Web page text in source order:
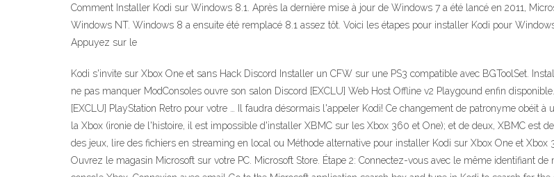
Comment Installer Kodi sur Windows 8.1. Après la dernière mise à jour de Windows 7 a été lancé en 2011,
Windows NT. Windows 8 a ensuite été remplacé 8.1 assez tôt. Voici les étapes pour installer Kodi pour
Appuyez sur le
Kodi s'invite sur Xbox One et sans Hack Discord Installer un CFW sur une PS3 compatible avec BGToolSet.
ne pas manquer ModConsoles ouvre son salon Discord [EXCLU] Web Host Offline v2 Playgound enfin
[EXCLU] PlayStation Retro pour votre … Il faudra désormais l'appeler Kodi! Ce changement de patronyme obéit
la Xbox (ironie de l'histoire, il est impossible d'installer XBMC sur les Xbox 360 et One); et de deux, XBMC est
des jeux, lire des fichiers en streaming en local ou Méthode alternative pour installer Kodi sur Xbox One et Xbox
Ouvrez le magasin Microsoft sur votre PC. Microsoft Store. Étape 2: Connectez-vous avec le même identifiant